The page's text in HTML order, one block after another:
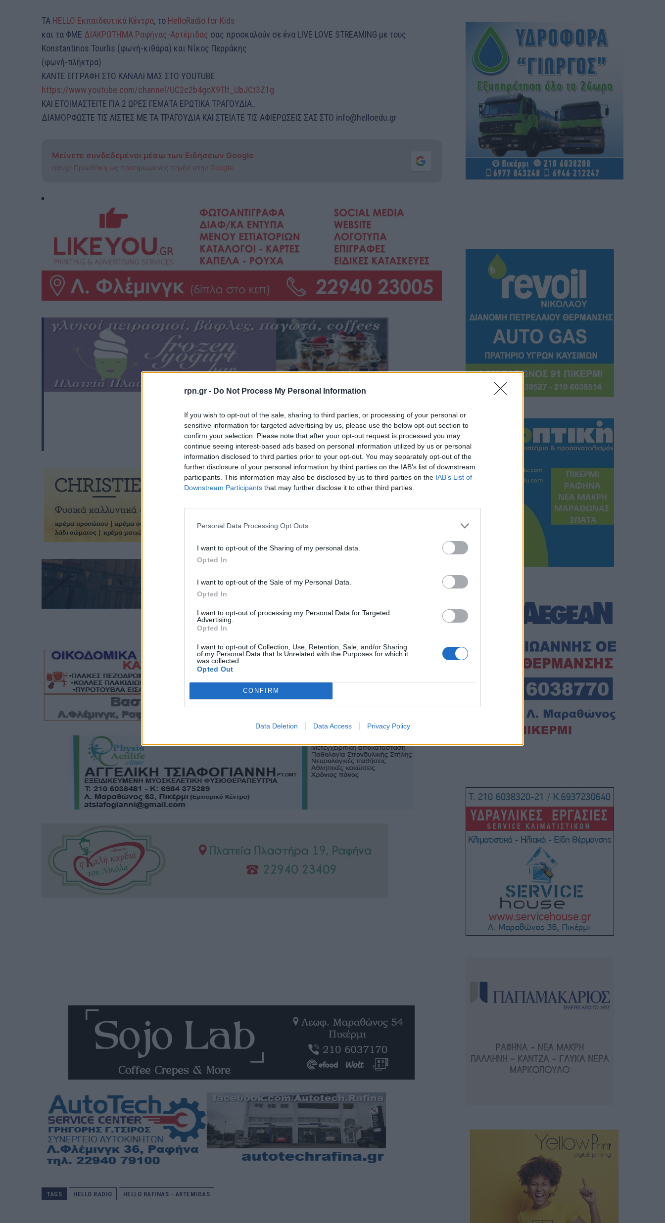
rpn.gr - Do Not Process My Personal Information
If you wish to opt-out of the sale, sharing to third parties, or processing of your personal or
sensitive information for targeted advertising by us, please use the below opt-out section to
confirm your selection. Please note that after your opt-out request is processed you may
continue seeing interest-based ads based on personal information utilized by us or personal
information disclosed to third parties prior to your opt-out. You may separately opt-out of the
further disclosure of your personal information by third parties on the IAB’s list of downstream
participants. This information may also be disclosed by us to third parties on the IAB’s List of
Downstream Participants that may further disclose it to other third parties.
Personal Data Processing Opt Outs
I want to opt-out of the Sharing of my personal data.
Opted In
I want to opt-out of the Sale of my Personal Data.
Opted In
I want to opt-out of processing my Personal Data for Targeted
Advertising.
Opted In
I want to opt-out of Collection, Use, Retention, Sale, and/or Sharing
of my Personal Data that Is Unrelated with the Purposes for which it
was collected.
Opted Out
CONFIRM
Data Deletion Data Access Privacy Policy
ΤΑ HELLO Εκπαιδευτικά Κέντρα, το HelloRadio for Kids
και τα ΦΜΕ ΔΙΑΚΡΟΤΗΜΑ Ραφήνας-Αρτέμιδας σας προσκαλούν σε ένα LIVE LOVE STREAMING με τους
Konstantinos Tourlis (φωνή-κιθάρα) και Νίκος Περράκης
(φωνή-πλήκτρα)
ΚΑΝΤΕ ΕΓΓΡΑΦΗ ΣΤΟ ΚΑΝΑΛΙ ΜΑΣ ΣΤΟ YOUTUBE
https://www.youtube.com/channel/UC2c2b4goX9Tlt_UbJCt3Z1g
KAI ΕΤΟΙΜΑΣΤΕΙΤΕ ΓΙΑ 2 ΩΡΕΣ ΓΕΜΑΤΑ ΕΡΩΤΙΚΑ ΤΡΑΓΟΥΔΙΑ..
ΔΙΑΜΟΡΦΩΣΤΕ ΤΙΣ ΛΙΣΤΕΣ ΜΕ ΤΑ ΤΡΑΓΟΥΔΙΑ ΚΑΙ ΣΤΕΙΛΤΕ ΤΙΣ ΑΦΙΕΡΩΣΕΙΣ ΣΑΣ ΣΤΟ info@helloedu.gr
Μείνετε συνδεδεμένοι μέσω των Ειδήσεων Google
rpn.gr Προσθήκη ως προτιμώμενης πηγής στην Google
TAGS HELLO RADIO HELLO RAFINAS - ARTEMIDAS